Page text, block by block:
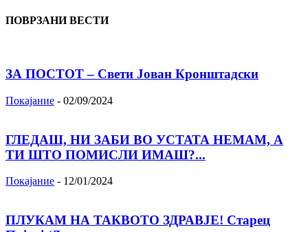
ПОВРЗАНИ ВЕСТИ
ЗА ПОСТОТ – Свети Јован Кронштадски
Покајание - 02/09/2024
ГЛЕДАШ, НИ ЗАБИ ВО УСТАТА НЕМАМ, А
ТИ ШТО ПОМИСЛИ ИМАШ?...
Покајание - 12/01/2024
ПЛУКАМ НА ТАКВОТО ЗДРАВЈЕ! Старец